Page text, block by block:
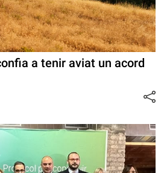
a tenir aviat un acord